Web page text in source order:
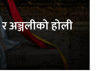
अञ्जलीको होली